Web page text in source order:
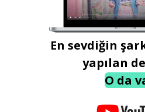
En sevdiğin
yapılan
O da